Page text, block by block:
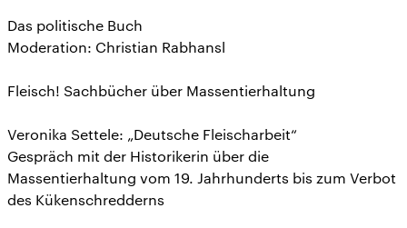
Das politische Buch
Moderation: Christian Rabhansl
Fleisch! Sachbücher über Massentierhaltung
Veronika Settele: „Deutsche Fleischarbeit“
Gespräch mit der Historikerin über die
Massentierhaltung vom 19. Jahrhunderts bis zum Verbot
des Kükenschredderns